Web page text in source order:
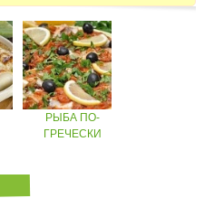
РЫБА ПО-
ГРЕЧЕСКИ